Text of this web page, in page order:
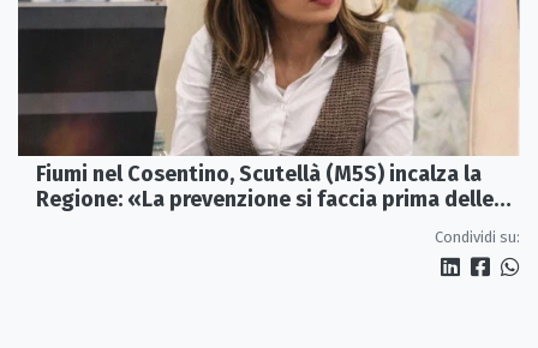
Fiumi nel Cosentino, Scutellà (M5S) incalza la
Regione: «La prevenzione si faccia prima delle
Condividi su: